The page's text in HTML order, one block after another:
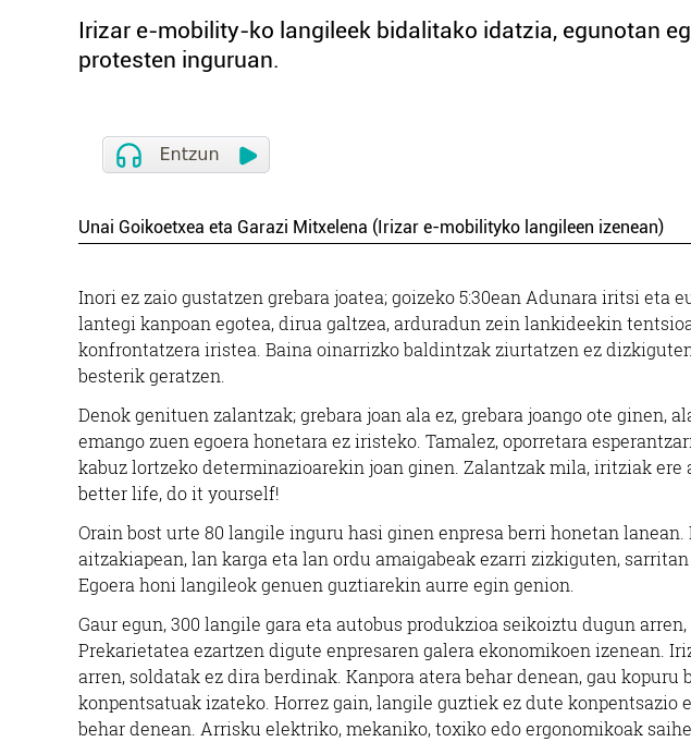
Irizar e-mobility-ko langileek bidalitako idatzia, egunotan
protesten inguruan.
Unai Goikoetxea eta Garazi Mitxelena (Irizar e-mobilityko langileen izenean)
Inori ez zaio gustatzen grebara joatea; goizeko 5:30ean Adunara iritsi eta
lantegi kanpoan egotea, dirua galtzea, arduradun zein lankideekin
konfrontatzera iristea. Baina oinarrizko baldintzak ziurtatzen ez
besterik geratzen.
Denok genituen zalantzak; grebara joan ala ez, grebara joango ote ginen,
emango zuen egoera honetara ez iristeko. Tamalez, oporretara
kabuz lortzeko determinazioarekin joan ginen. Zalantzak mila, iritziak ere
better life, do it yourself!
Orain bost urte 80 langile inguru hasi ginen enpresa berri honetan
aitzakiapean, lan karga eta lan ordu amaigabeak ezarri zizkiguten,
Egoera honi langileok genuen guztiarekin aurre egin genion.
Gaur egun, 300 langile gara eta autobus produkzioa seikoiztu dugun
Prekarietatea ezartzen digute enpresaren galera ekonomikoen izenean.
arren, soldatak ez dira berdinak. Kanpora atera behar denean, gau
konpentsatuak izateko. Horrez gain, langile guztiek ez dute konpentsazio
behar denean. Arrisku elektriko, mekaniko, toxiko edo ergonomikoak